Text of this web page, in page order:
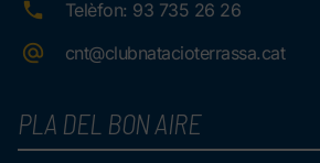
Telèfon: 93 735 26 26
cnt@clubnatacioterrassa.cat
PLA DEL BON AIRE